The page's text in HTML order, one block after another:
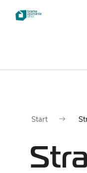
Start